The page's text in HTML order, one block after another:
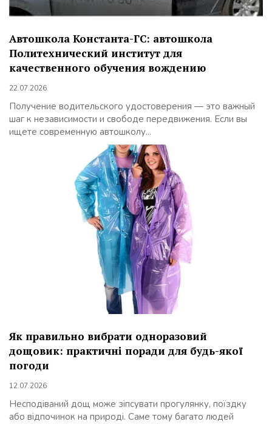
Автошкола Константа-ГС: автошкола
Политехнический институт для
качественного обучения вождению
22.07.2026
Получение водительского удостоверения — это важный
шаг к независимости и свободе передвижения. Если вы
ищете современную автошколу...
Як правильно вибрати одноразовий
дощовик: практичні поради для будь-якої
погоди
12.07.2026
Несподіваний дощ може зіпсувати прогулянку, поїздку
або відпочинок на природі. Саме тому багато людей